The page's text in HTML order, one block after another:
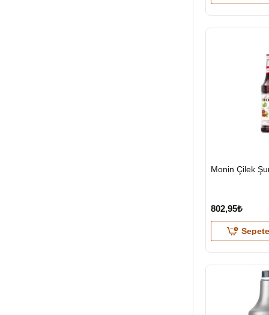
GÖNDERİ
Monin Çilek
802,95₺